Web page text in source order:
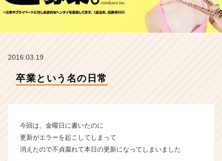
企
ス
ウ
ト
2016.03.19
卒業という名の日常
今回は、金曜日に書いたのに
更新がエラーを起こしてしまって
消えたので不貞腐れて本日の更新になってしまいました